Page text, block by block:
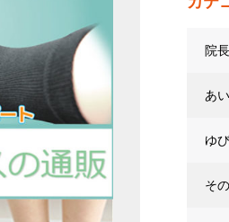
院
あ
ゆ
そ